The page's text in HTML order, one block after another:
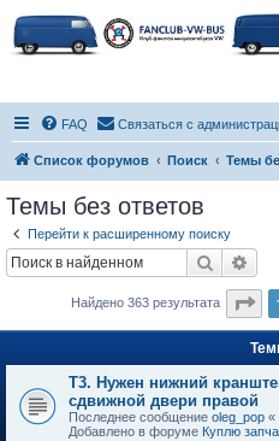
FAQ Связаться с
Список форумов Поиск Темы
Темы без ответов
Перейти к расширенному поиску
Поиск
Найдено 363 результата
Т3. Нужен нижний
сдвижной двери правой
Последнее сообщение oleg_pop «
Добавлено в форуме Куплю